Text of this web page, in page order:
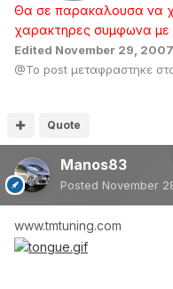
Θα σε παρακαλουσα να
χαρακτηρες συμφωνα με
Edited November 29, 2007
@To post μεταφραστηκε
Quote
Manos83
Posted November
www.tmtuning.com